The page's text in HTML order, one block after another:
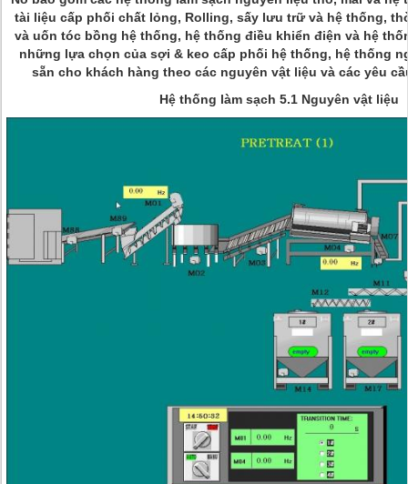
tài liệu cấp phối chất lỏng, Rolling, sấy lưu trữ và hệ thống,
và uốn tóc bồng hệ thống, hệ thống điều khiển điện và hệ
những lựa chọn của sợi & keo cấp phối hệ thống, hệ thống
sẵn cho khách hàng theo các nguyên vật liệu và các yêu
Hệ thống làm sạch 5.1 Nguyên vật liệu